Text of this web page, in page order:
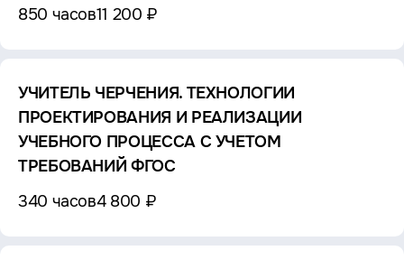
850 часов11 200 ₽
УЧИТЕЛЬ ЧЕРЧЕНИЯ. ТЕХНОЛОГИИ
ПРОЕКТИРОВАНИЯ И РЕАЛИЗАЦИИ
УЧЕБНОГО ПРОЦЕССА С УЧЕТОМ
ТРЕБОВАНИЙ ФГОС
340 часов4 800 ₽